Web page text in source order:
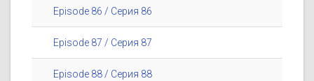
Episode 86 / Серия 86
Episode 87 / Серия 87
Episode 88 / Серия 88